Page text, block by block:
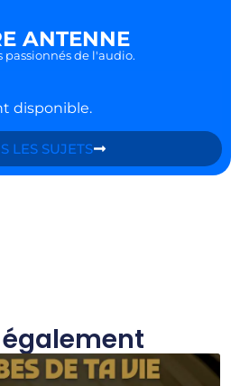
ANTENNE
de l'audio.
disponible.
LES SUJETS